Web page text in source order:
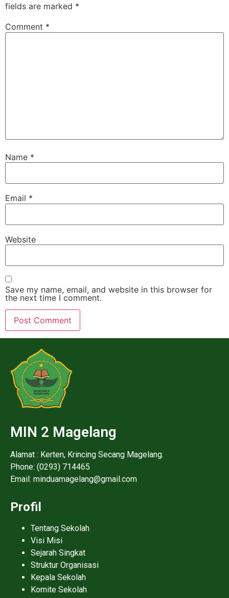
fields are marked *
Comment *
Name *
Email *
Website
Save my name, email, and website in this browser for
the next time I comment.
MIN 2 Magelang
Alamat : Kerten, Krincing Secang Magelang.
Phone: (0293) 714465
Email: minduamagelang@gmail.com
Profil
Tentang Sekolah
Visi Misi
Sejarah Singkat
Struktur Organisasi
Kepala Sekolah
Komite Sekolah